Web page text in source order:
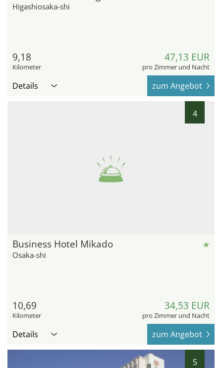
Higashiosaka-shi
9,18
Kilometer
47,13 EUR
pro Zimmer und Nacht
Details zum Angebot
4
Business Hotel Mikado
Osaka-shi
10,69
Kilometer
34,53 EUR
pro Zimmer und Nacht
Details zum Angebot
5